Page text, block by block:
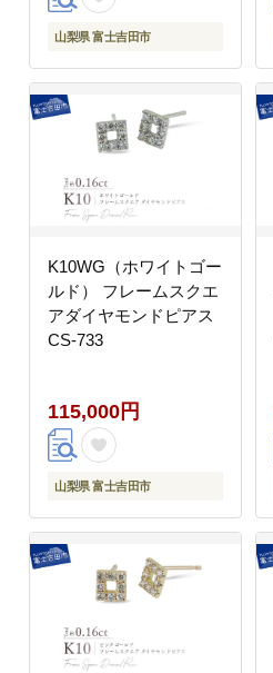
山梨県 富士吉田市
K10WG（ホワイトゴー
ルド） フレームスクエ
アダイヤモンドピアス
CS-733
115,000円
山梨県 富士吉田市